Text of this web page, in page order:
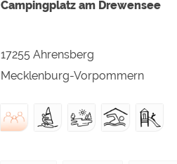
Campingplatz am Drewensee
17255 Ahrensberg
Mecklenburg-Vorpommern
Google Analytics
Marketing
Google Ads
Google Remarketing